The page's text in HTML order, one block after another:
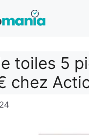
toiles 5
chez